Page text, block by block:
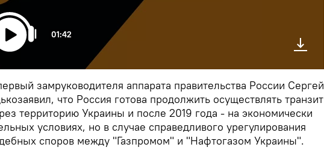
01:42
замруководителя аппарата правительства России Сергей
что Россия готова продолжить осуществлять транзит
территорию Украины и после 2019 года - на экономически
условиях, но в случае справедливого урегулирования
споров между "Газпромом" и "Нафтогазом Украины".